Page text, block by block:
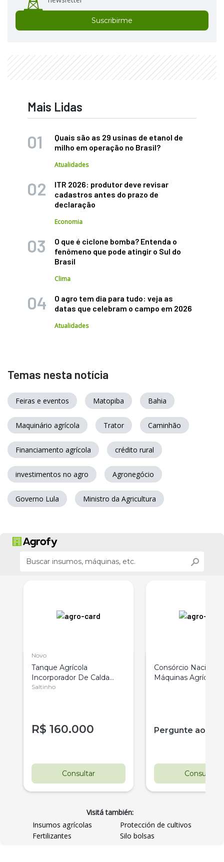
Suscribirme
Mais Lidas
Quais são as 29 usinas de etanol de
milho em operação no Brasil?
Atualidades
ITR 2026: produtor deve revisar
cadastros antes do prazo de
declaração
Economia
O que é ciclone bomba? Entenda o
fenômeno que pode atingir o Sul do
Brasil
Clima
O agro tem dia para tudo: veja as
datas que celebram o campo em 2026
Atualidades
Temas nesta notícia
Feiras e eventos Matopiba Bahia
Maquinário agrícola Trator Caminhão
Financiamento agrícola crédito rural
investimentos no agro Agronegócio
Governo Lula Ministro da Agricultura
Novo
Tanque Agrícola
Incorporador De Calda
12500- Tecmesteel
Saltinho
R$ 160.000
Consultar
Consórcio Nacional
Máquinas Agrícolas
Pergunte ao
Consultar
Visitá también:
Insumos agrícolas
Protección de cultivos
Fertilizantes
Silo bolsas